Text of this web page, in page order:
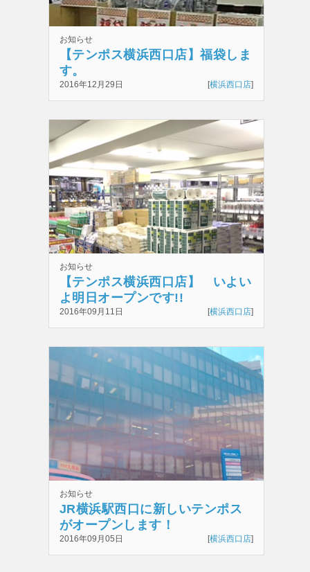
お知らせ
【テンポス横浜西口店】福袋しま
す。
2016年12月29日 [横浜西口店]
お知らせ
【テンポス横浜西口店】 いよい
よ明日オープンです!!
2016年09月11日 [横浜西口店]
お知らせ
JR横浜駅西口に新しいテンポス
がオープンします！
2016年09月05日 [横浜西口店]